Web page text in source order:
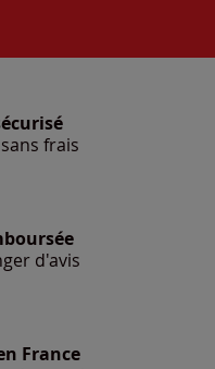
frais
d'avis
France